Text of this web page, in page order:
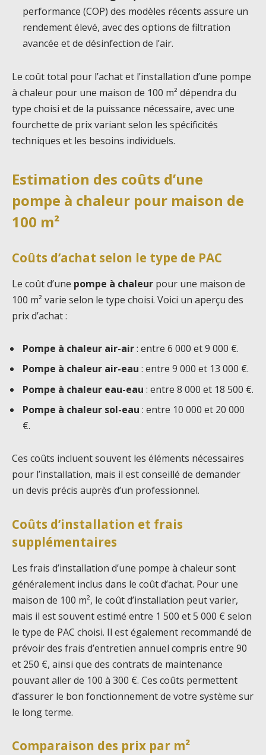
performance (COP) des modèles récents assure un
rendement élevé, avec des options de filtration
avancée et de désinfection de l’air.
Le coût total pour l’achat et l’installation d’une pompe
à chaleur pour une maison de 100 m² dépendra du
type choisi et de la puissance nécessaire, avec une
fourchette de prix variant selon les spécificités
techniques et les besoins individuels.
Estimation des coûts d’une
pompe à chaleur pour maison de
100 m²
Coûts d’achat selon le type de PAC
Le coût d’une pompe à chaleur pour une maison de
100 m² varie selon le type choisi. Voici un aperçu des
prix d’achat :
Pompe à chaleur air-air: entre 6 000 et 9 000 €.
Pompe à chaleur air-eau : entre 9 000 et 13 000 €.
Pompe à chaleur eau-eau : entre 8 000 et 18 500 €.
Pompe à chaleur sol-eau : entre 10 000 et 20 000
€.
Ces coûts incluent souvent les éléments nécessaires
pour l’installation, mais il est conseillé de demander
un devis précis auprès d’un professionnel.
Coûts d’installation et frais
supplémentaires
Les frais d’installation d’une pompe à chaleur sont
généralement inclus dans le coût d’achat. Pour une
maison de 100 m², le coût d’installation peut varier,
mais il est souvent estimé entre 1 500 et 5 000 € selon
le type de PAC choisi. Il est également recommandé de
prévoir des frais d’entretien annuel compris entre 90
et 250 €, ainsi que des contrats de maintenance
pouvant aller de 100 à 300 €. Ces coûts permettent
d’assurer le bon fonctionnement de votre système sur
le long terme.
Comparaison des prix par m²